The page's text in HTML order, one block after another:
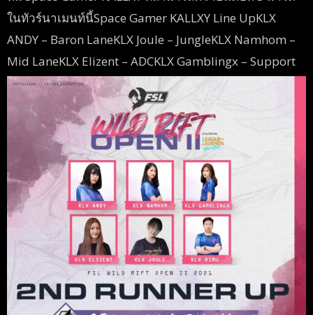
ในทัวร์นาเมนท์นี้Space Gamer KALLXY Line UpKLX
ANDY – Baron LaneKLX Joule – JungleKLX Namhom –
Mid LaneKLX Elizent – ADCKLX Gamblingx – Support